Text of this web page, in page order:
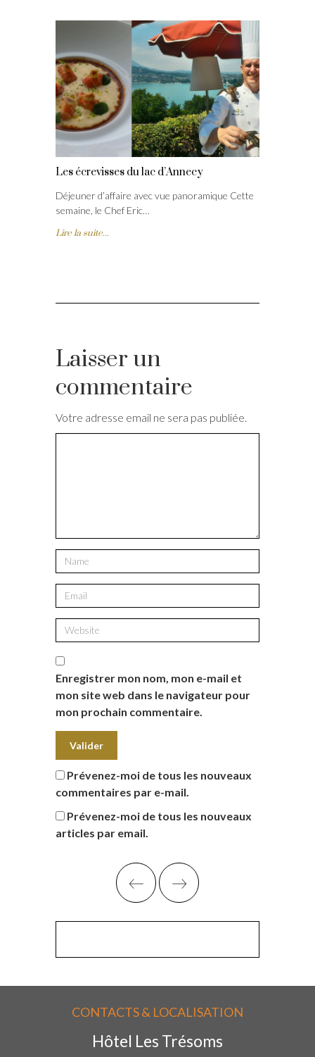
Les écrevisses du lac d’Annecy
Déjeuner d’affaire avec vue panoramique Cette
semaine, le Chef Eric…
Lire la suite...
Laisser un
commentaire
Votre adresse email ne sera pas publiée.
Enregistrer mon nom, mon e-mail et
mon site web dans le navigateur pour
mon prochain commentaire.
Prévenez-moi de tous les nouveaux
commentaires par e-mail.
Prévenez-moi de tous les nouveaux
articles par email.
CONTACTS & LOCALISATION
Hôtel Les Trésoms